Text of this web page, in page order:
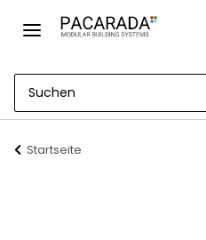
Startseite